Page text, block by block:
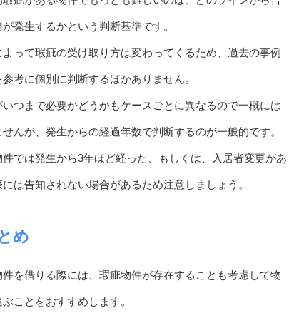
発生するかという判断基準です。
よって瑕疵の受け取り方は変わってくるため、過去の事例
参考に個別に判断するほかありません。
いつまで必要かどうかもケースごとに異なるので一概には
せんが、発生からの経過年数で判断するのが一般的です。
件では発生から3年ほど経った、もしくは、入居者変更があ
には告知されない場合があるため注意しましょう。
め
件を借りる際には、瑕疵物件が存在することも考慮して物
ことをおすすめします。